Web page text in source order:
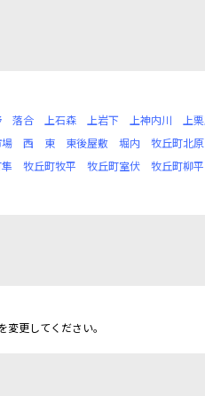
落合 上石森 上岩下 上神内川 上
西 東 東後屋敷 堀内 牧丘町北原
牧丘町牧平 牧丘町室伏 牧丘町柳平
更してください。